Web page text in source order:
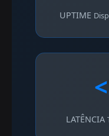
UPTIME
LATÊNCIA